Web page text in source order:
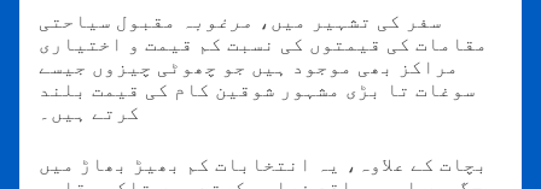
سفر کی تشہیر میں، مرغوبہ مقبول سياحتی
مقامات کی قیمتوں کی نسبت کم قیمت و اختیاری
مراکز بھی موجود ہیں جو چھوٹی چیزوں جیسے
سوغات تا بڑی مشہور شوقین کام کی قیمت بلند
کرتے ہیں۔
بچات کے علاوہ، یہ انتخابات کم بھیڑ بھاڑ میں